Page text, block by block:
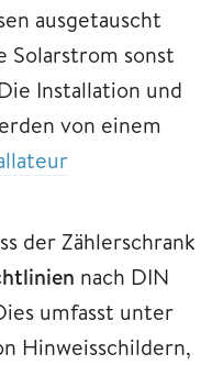
ausgetauscht
Solarstrom sonst
Installation und
von einem
der Zählerschrank
nach DIN
umfasst unter
Hinweisschildern,